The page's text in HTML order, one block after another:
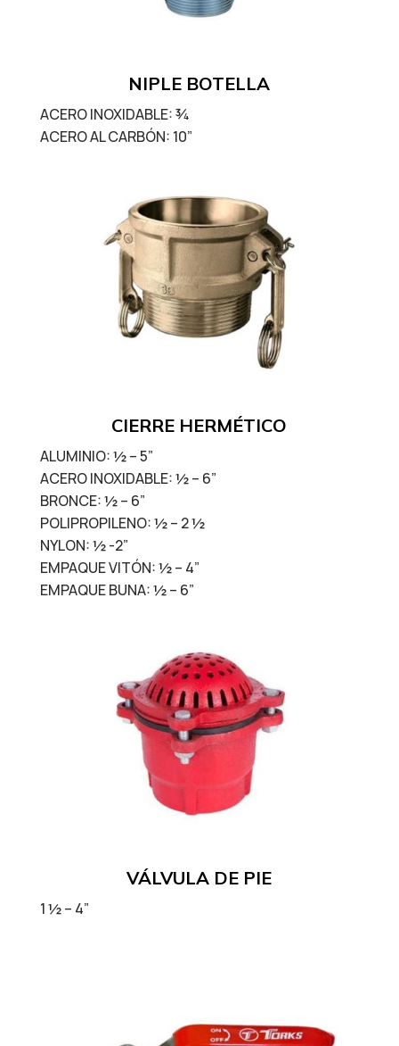
NIPLE BOTELLA
ACERO INOXIDABLE: ¾
ACERO AL CARBÓN: 10”
CIERRE HERMÉTICO
ALUMINIO: ½ – 5”
ACERO INOXIDABLE: ½ – 6”
BRONCE: ½ – 6”
POLIPROPILENO: ½ – 2 ½
NYLON: ½ -2”
EMPAQUE VITÓN: ½ – 4”
EMPAQUE BUNA: ½ – 6”
VÁLVULA DE PIE
1 ½ – 4”